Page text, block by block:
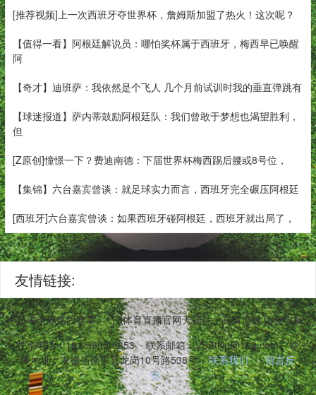
[推荐视频]上一次西班牙夺世界杯，詹姆斯加盟了热火！这次呢？
【值得一看】阿根廷解说员：哪怕奖杯属于西班牙，梅西早已唤醒
阿
【奇才】迪班萨：我依然是个飞人 几个月前试训时我的垂直弹跳有
【球迷报道】萨内蒂鼓励阿根廷队：我们曾敢于梦想也渴望胜利，
但
[Z原创]憧憬一下？费迪南德：下届世界杯梅西踢后腰或8号位，
【集锦】六台嘉宾曾谈：就足球实力而言，西班牙完全碾压阿根廷
[西班牙]六台嘉宾曾谈：如果西班牙碰阿根廷，西班牙就出局了，
友情链接:
超等全球热门赛事。178体育直播官网无插件、高清流畅,适合电脑
联系电话：191-9890-0853
联系邮箱：VSZtNu@162.com
联
系地址：安徽省南部县龙岗10号路538号
联系我们
留言反
馈